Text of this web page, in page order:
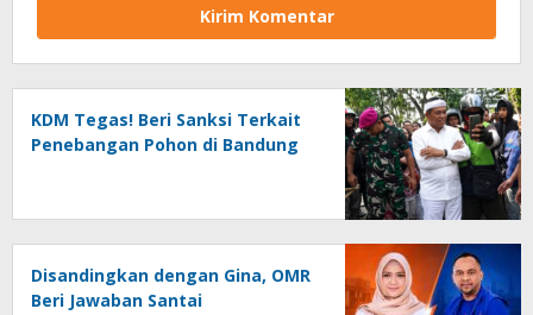
KDM Tegas! Beri Sanksi Terkait
Penebangan Pohon di Bandung
Disandingkan dengan Gina, OMR
Beri Jawaban Santai